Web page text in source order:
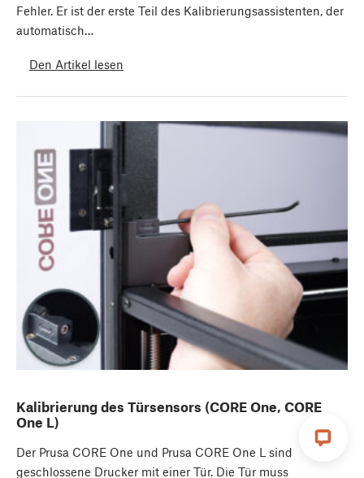
Fehler. Er ist der erste Teil des Kalibrierungsassistenten, der
automatisch…
Den Artikel lesen
Kalibrierung des Türsensors (CORE One, CORE
One L)
Der Prusa CORE One und Prusa CORE One L sind
geschlossene Drucker mit einer Tür. Die Tür muss